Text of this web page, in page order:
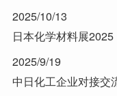
2025/10/13
日本化学材料展2025
2025/9/19
中日化工企业对接交